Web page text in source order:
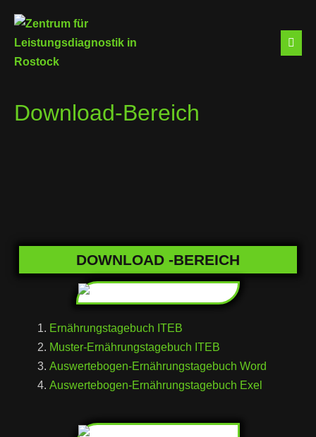
Download-Bereich
DOWNLOAD -BEREICH
Ernährungstagebuch ITEB
Muster-Ernährungstagebuch ITEB
Auswertebogen-Ernährungstagebuch Word
Auswertebogen-Ernährungstagebuch Exel